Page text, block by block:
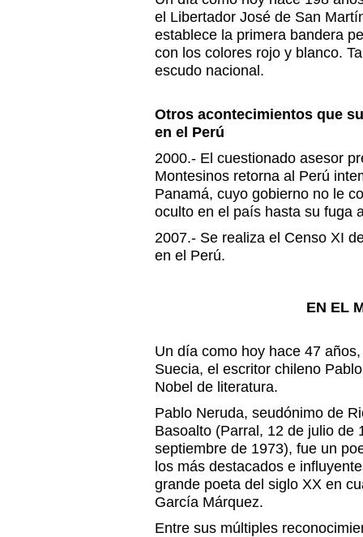
el Libertador José de San
establece la primera bandera
con los colores rojo y blanco.
escudo nacional.
Otros acontecimientos que
en el Perú
2000.- El cuestionado asesor
Montesinos retorna al Perú
Panamá, cuyo gobierno no le
oculto en el país hasta su fuga
2007.- Se realiza el Censo XI
en el Perú.
EN EL
Un día como hoy hace 47
Suecia, el escritor chileno
Nobel de literatura.
Pablo Neruda, seudónimo de
Basoalto (Parral, 12 de julio de
septiembre de 1973), fue un
los más destacados e
grande poeta del siglo XX en
García Márquez.
Entre sus múltiples